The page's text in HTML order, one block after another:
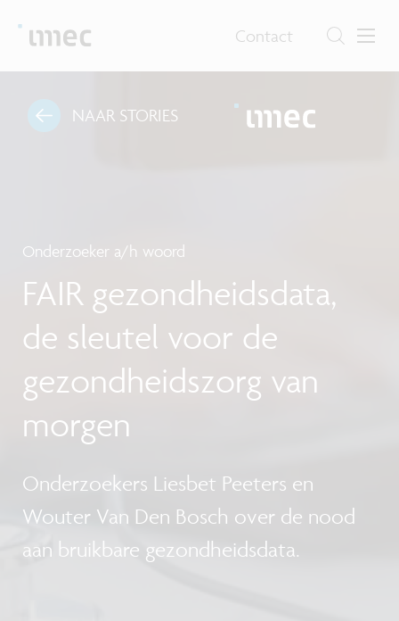
Contact
NAAR STORIES
Onderzoeker a/h woord
FAIR gezondheidsdata,
de sleutel voor de
gezondheidszorg van
morgen
Onderzoekers Liesbet Peeters en
Wouter Van Den Bosch over de nood
aan bruikbare gezondheidsdata.